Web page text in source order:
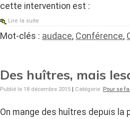
cette intervention est :
Lire la suite
Mot-clés : audace, Conférence,
Des huîtres, mais
Publié le 18 décembre 2015 | Catégorie :Pour se
On mange des huîtres depuis